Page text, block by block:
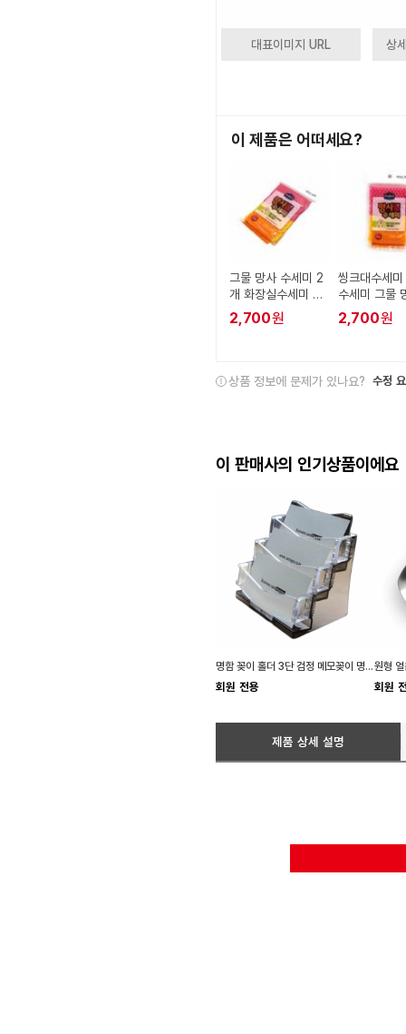
대표이미지 URL 상
이 제품은 어떠세요?
그물 망사 수세미 2
개 화장실수세미 세
제수세미
2,700원
씽크대수세
수세미 그물
세미 2개
2,700원
상품 정보에 문제가 있나요? 수정
이 판매사의 인기상품이에요
명함 꽂이 홀더 3단 검정 메모꽂이 명함보관함
회원 전용
원형
회원
제품 상세 설명